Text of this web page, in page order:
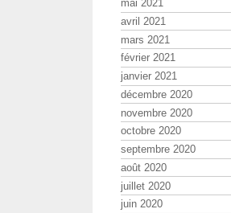
mai 2021
avril 2021
mars 2021
février 2021
janvier 2021
décembre 2020
novembre 2020
octobre 2020
septembre 2020
août 2020
juillet 2020
juin 2020